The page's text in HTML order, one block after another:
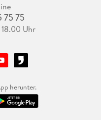
75 75
Uhr
herunter.